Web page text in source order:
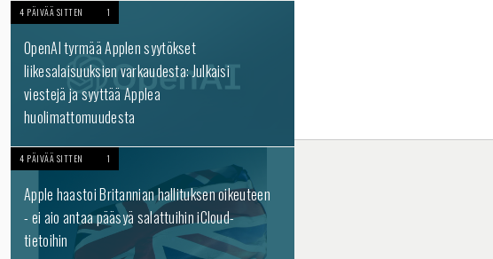
4 PÄIVÄÄ SITTEN 1
OpenAI tyrmää Applen syytökset
liikesalaisuuksien varkaudesta: Julkaisi
viestejä ja syyttää Applea
huolimattomuudesta
4 PÄIVÄÄ SITTEN 1
Apple haastoi Britannian hallituksen oikeuteen
- ei aio antaa pääsyä salattuihin iCloud-
tietoihin